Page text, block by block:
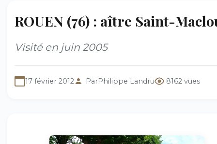
ROUEN (76) : aître Saint-
Visité en juin 2005
17 février 2012 ParPhilippe Landru 8162 vues